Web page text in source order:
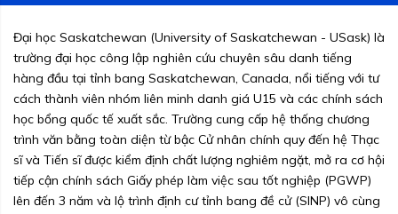
Đại học Saskatchewan (University of Saskatchewan - USask) là
trường đại học công lập nghiên cứu chuyên sâu danh tiếng
hàng đầu tại tỉnh bang Saskatchewan, Canada, nổi tiếng với tư
cách thành viên nhóm liên minh danh giá U15 và các chính sách
học bổng quốc tế xuất sắc. Trường cung cấp hệ thống chương
trình văn bằng toàn diện từ bậc Cử nhân chính quy đến hệ Thạc
sĩ và Tiến sĩ được kiểm định chất lượng nghiêm ngặt, mở ra cơ hội
tiếp cận chính sách Giấy phép làm việc sau tốt nghiệp (PGWP)
lên đến 3 năm và lộ trình định cư tỉnh bang đề cử (SINP) vô cùng